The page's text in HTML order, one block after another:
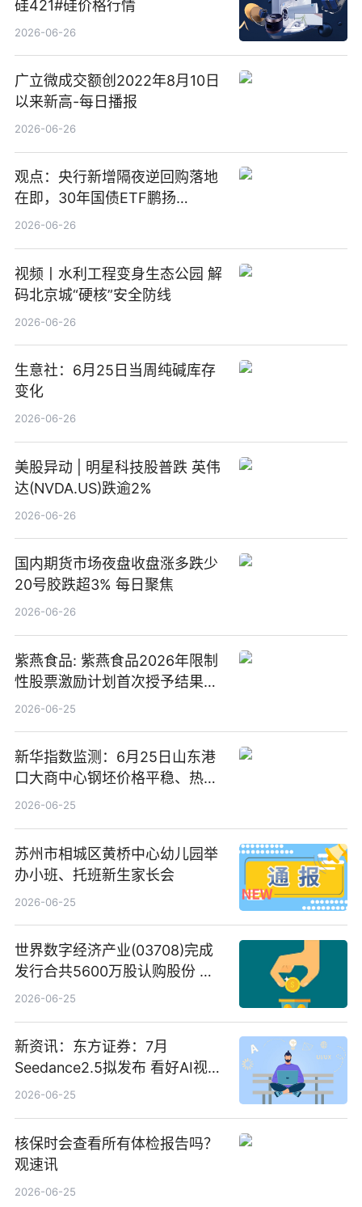
硅421#硅价格行情
2026-06-26
广立微成交额创2022年8月10日
以来新高-每日播报
2026-06-26
观点：央行新增隔夜逆回购落地
在即，30年国债ETF鹏扬
(511090) 盘中小幅上涨
2026-06-26
视频丨水利工程变身生态公园 解
码北京城“硬核”安全防线
2026-06-26
生意社：6月25日当周纯碱库存
变化
2026-06-26
美股异动 | 明星科技股普跌 英伟
达(NVDA.US)跌逾2%
2026-06-26
国内期货市场夜盘收盘涨多跌少
20号胶跌超3% 每日聚焦
2026-06-26
紫燕食品: 紫燕食品2026年限制
性股票激励计划首次授予结果公
告-微资讯
2026-06-25
新华指数监测：6月25日山东港
口大商中心钢坯价格平稳、热轧
C料价格微幅下跌
2026-06-25
苏州市相城区黄桥中心幼儿园举
办小班、托班新生家长会
2026-06-25
世界数字经济产业(03708)完成
发行合共5600万股认购股份 净
筹约1007万港元 独家焦点
2026-06-25
新资讯：东方证券：7月
Seedance2.5拟发布 看好AI视频
创作工作流进一步提效
2026-06-25
核保时会查看所有体检报告吗？
观速讯
2026-06-25